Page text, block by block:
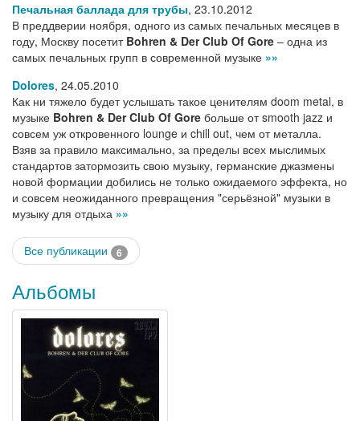
Печальная баллада для трубы, 23.10.2012
В преддверии ноября, одного из самых печальных месяцев в
году, Москву посетит Bohren & Der Club Of Gore – одна из
самых печальных групп в современной музыке »»
Dolores, 24.05.2010
Как ни тяжело будет услышать такое ценителям doom metal, в
музыке Bohren & Der Club Of Gore больше от smooth jazz и
совсем уж откровенного lounge и chill out, чем от металла.
Взяв за правило максимально, за пределы всех мыслимых
стандартов затормозить свою музыку, германские джазмены
новой формации добились не только ожидаемого эффекта, но
и совсем неожиданного превращения "серьёзной" музыки в
музыку для отдыха »»
Все публикации 6
Альбомы